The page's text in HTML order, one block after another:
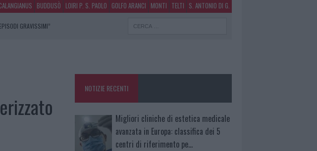
BUDDUSÒ LOIRI P. S. PAOLO GOLFO ARANCI MONTI TELTI S. ANTONIO DI G.
GRAVISSIMI”
NOTIZIE RECENTI
Migliori cliniche di estetica medicale
avanzata in Europa: classifica dei 5
centri di riferimento pe…